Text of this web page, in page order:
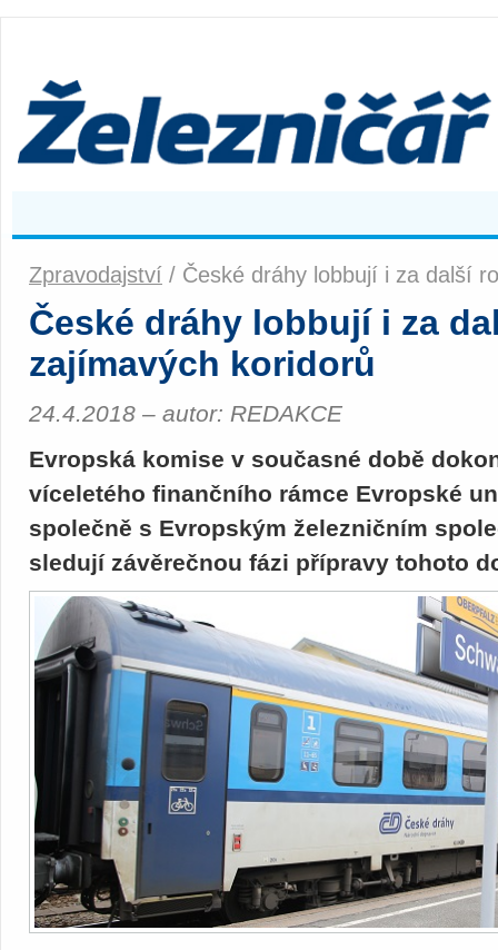
Zpravodajství / České dráhy lobbují i za další
České dráhy lobbují i za
zajímavých koridorů
24.4.2018 – autor: REDAKCE
Evropská komise v současné době
víceletého finančního rámce Evropské
společně s Evropským železničním
sledují závěrečnou fázi přípravy tohoto